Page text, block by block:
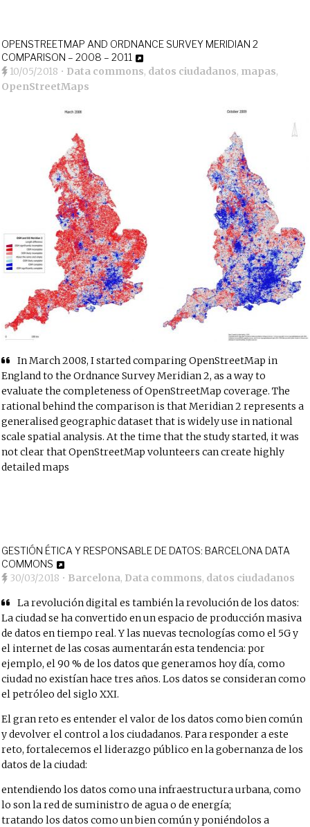
OPENSTREETMAP AND ORDNANCE SURVEY MERIDIAN 2
COMPARISON – 2008 – 2011
10/05/2018 • Data commons, datos ciudadanos, mapas,
OpenStreetMaps
In March 2008, I started comparing OpenStreetMap in
England to the Ordnance Survey Meridian 2, as a way to
evaluate the completeness of OpenStreetMap coverage. The
rational behind the comparison is that Meridian 2 represents a
generalised geographic dataset that is widely use in national
scale spatial analysis. At the time that the study started, it was
not clear that OpenStreetMap volunteers can create highly
detailed maps
GESTIÓN ÉTICA Y RESPONSABLE DE DATOS: BARCELONA DATA
COMMONS
30/03/2018 • Barcelona, Data commons, datos ciudadanos
La revolución digital es también la revolución de los datos:
La ciudad se ha convertido en un espacio de producción masiva
de datos en tiempo real. Y las nuevas tecnologías como el 5G y
el internet de las cosas aumentarán esta tendencia: por
ejemplo, el 90 % de los datos que generamos hoy día, como
ciudad no existían hace tres años. Los datos se consideran como
el petróleo del siglo XXI.
El gran reto es entender el valor de los datos como bien común
y devolver el control a los ciudadanos. Para responder a este
reto, fortalecemos el liderazgo público en la gobernanza de los
datos de la ciudad:
entendiendo los datos como una infraestructura urbana, como
lo son la red de suministro de agua o de energía;
tratando los datos como un bien común y poniéndolos a